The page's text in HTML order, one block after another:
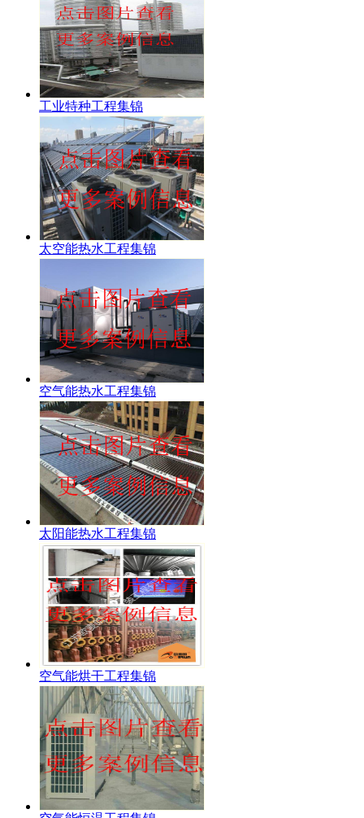
工业特种工程集锦
太空能热水工程集锦
空气能热水工程集锦
太阳能热水工程集锦
空气能烘干工程集锦